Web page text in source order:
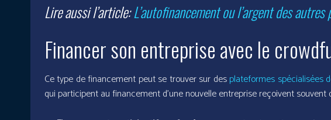
Lire aussi l’article:L’autofinancement ou l’argent des
Financer son entreprise avec le
Ce type de financement peut se trouver sur desplateformes spécialisées
qui participent au financement d’une nouvelle entreprise reçoivent souvent